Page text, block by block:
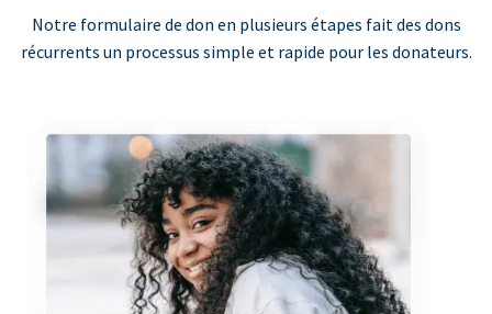
Notre formulaire de don en plusieurs étapes fait des dons
récurrents un processus simple et rapide pour les donateurs.